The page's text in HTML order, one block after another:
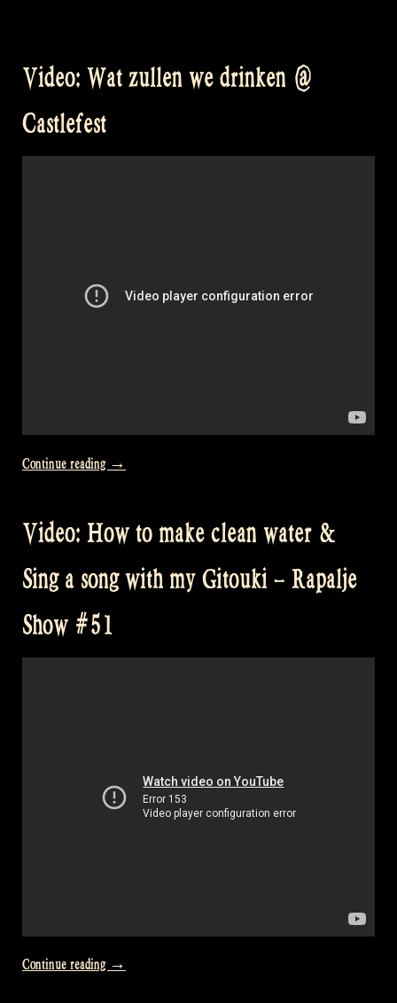
Video: Wat zullen we drinken @
Castlefest
Continue reading „Video:
we
@
Castlefest“
→
Video: How to make clean water &
Sing a song with my Gitouki – Rapalje
Show #51
Continue reading „Video:
→